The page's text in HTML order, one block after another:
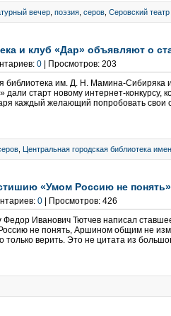
вечер поэзия серов Серовский
и клуб «Дар» объявляют о
0 | Просмотров: 203
библиотека им. Д. Н. Мамина-Сибиряка
дали старт новому интернет-конкурсу,
каждый желающий попробовать свои
Центральная городская библиотека
«Умом Россию не
0 | Просмотров: 426
Федор Иванович Тютчев написал
не понять, Аршином общим не
только верить. Это не цитата из